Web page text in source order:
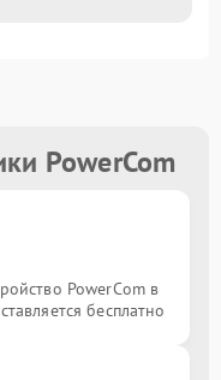
PowerCom
PowerCom в
бесплатно